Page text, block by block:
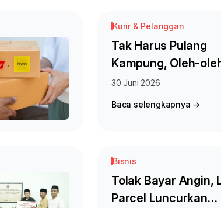
Kurir & Pelanggan
Tak Harus Pulang
Kampung, Oleh-
Khas Pontianak Kini
Bisa Dikirim Pakai
30 Juni 2026
Baca selengkapnya →
Bisnis
Tolak Bayar Angin,
Parcel Luncurkan